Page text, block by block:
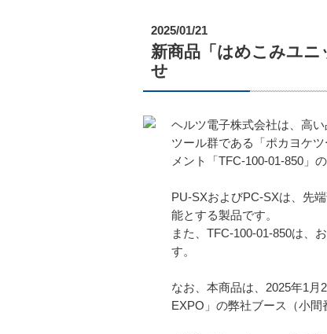
2025/01/21
新商品「はめこみユ
せ
ヘルツ電子株式会社は、高
ツール群である「ポカヨケ
メント「TFC-100-01-850」
PU-SXおよびPC-SXは、先
能とする製品です。
また、TFC-100-01-850は、
す。
なお、本商品は、2025年1
EXPO」の弊社ブース（小間